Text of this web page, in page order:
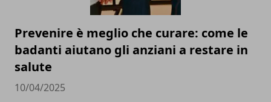
Prevenire è meglio che curare: come le
badanti aiutano gli anziani a restare in
salute
10/04/2025